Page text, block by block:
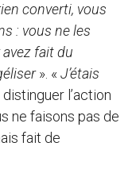
converti, vous
: vous ne les
fait du
». « J’étais
l’action
ne faisons pas de
fait de